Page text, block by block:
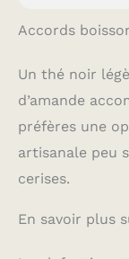
Accords
Un thé noir
d’amande
préfères une
artisanale peu
cerises.
En savoir plus